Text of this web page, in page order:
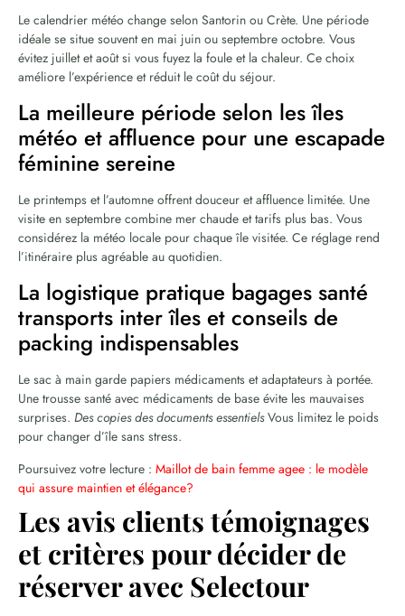
Le calendrier météo change selon Santorin ou Crète. Une période
idéale se situe souvent en mai juin ou septembre octobre. Vous
évitez juillet et août si vous fuyez la foule et la chaleur. Ce choix
améliore l’expérience et réduit le coût du séjour.
La meilleure période selon les îles
météo et affluence pour une escapade
féminine sereine
Le printemps et l’automne offrent douceur et affluence limitée. Une
visite en septembre combine mer chaude et tarifs plus bas. Vous
considérez la météo locale pour chaque île visitée. Ce réglage rend
l’itinéraire plus agréable au quotidien.
La logistique pratique bagages santé
transports inter îles et conseils de
packing indispensables
Le sac à main garde papiers médicaments et adaptateurs à portée.
Une trousse santé avec médicaments de base évite les mauvaises
surprises. Des copies des documents essentielsVous limitez le poids
pour changer d’île sans stress.
Poursuivez votre lecture : Maillot de bain femme agee : le modèle
qui assure maintien et élégance?
Les avis clients témoignages
et critères pour décider de
réserver avec Selectour